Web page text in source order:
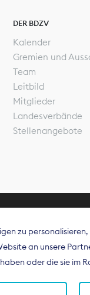
DER BDZV
Kalender
Gremien und
Team
Leitbild
Mitglieder
Landesverbände
Stellenangebote
Der
Deutschland
zu
an unsere
oder die sie